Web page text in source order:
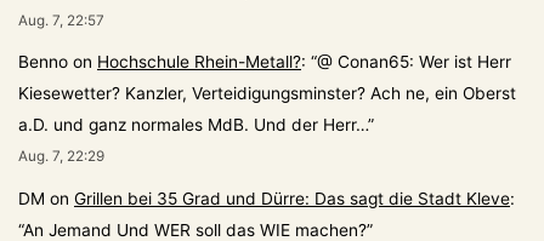
Aug. 7, 22:57
Benno on Hochschule Rhein-Metall?: “@ Conan65: Wer ist Herr
Kiesewetter? Kanzler, Verteidigungsminster? Ach ne, ein Oberst
a.D. und ganz normales MdB. Und der Herr…”
Aug. 7, 22:29
DM on Grillen bei 35 Grad und Dürre: Das sagt die Stadt Kleve:
“An Jemand Und WER soll das WIE machen?”